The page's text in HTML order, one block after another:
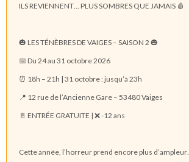
ILS REVIENNENT… PLUS SOMBRES QUE JAMAIS 🩸
🎃 LES TÉNÈBRES DE VAIGES – SAISON 2 🎃
📅 Du 24 au 31 octobre 2026
⏰ 18h – 21h | 31 octobre : jusqu’à 23h
📍 12 rue de l’Ancienne Gare – 53480 Vaiges
🚪 ENTRÉE GRATUITE | ❌-12 ans
Cette année, l’horreur prend encore plus d’ampleur…